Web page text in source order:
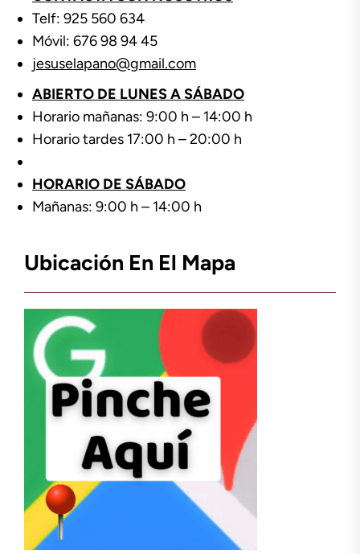
Telf: 925 560 634
Móvil: 676 98 94 45
jesuselapano@gmail.com
ABIERTO DE LUNES A SÁBADO
Horario mañanas: 9:00 h – 14:00 h
Horario tardes 17:00 h – 20:00 h
HORARIO DE SÁBADO
Mañanas: 9:00 h – 14:00 h
Ubicación En El Mapa